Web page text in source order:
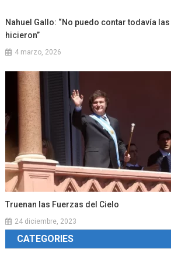
Nahuel Gallo: “No puedo contar todavía
hicieron”
4 marzo, 2026
Truenan las Fuerzas del Cielo
24 diciembre, 2023
CATEGORIES